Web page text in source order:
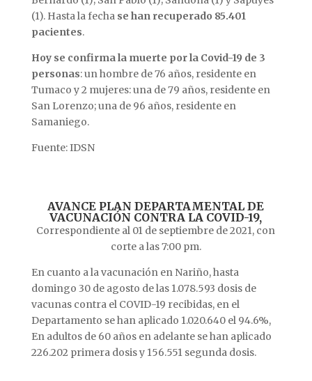
(1). Hasta la fecha se han recuperado 85.401
pacientes.
Hoy se confirma la muerte por la Covid-19 de 3
personas: un hombre de 76 años, residente en
Tumaco y 2 mujeres: una de 79 años, residente en
San Lorenzo; una de 96 años, residente en
Samaniego.
Fuente: IDSN
AVANCE PLAN DEPARTAMENTAL DE
VACUNACIÓN CONTRA LA COVID-19,
Correspondiente al 01 de septiembre de 2021, con
corte a las 7:00 pm.
En cuanto a la vacunación en Nariño, hasta
domingo 30 de agosto de las 1.078.593 dosis de
vacunas contra el COVID-19 recibidas, en el
Departamento se han aplicado 1.020.640 el 94.6%,
En adultos de 60 años en adelante se han aplicado
226.202 primera dosis y 156.551 segunda dosis.